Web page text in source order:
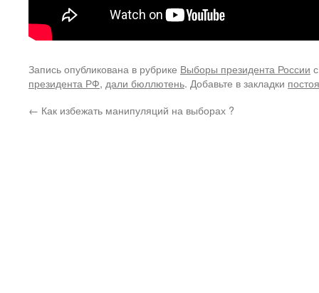
Запись опубликована в рубрике Выборы президента России
президента РФ, дали бюллютень. Добавьте в закладки
← Как избежать манипуляций на выборах ?